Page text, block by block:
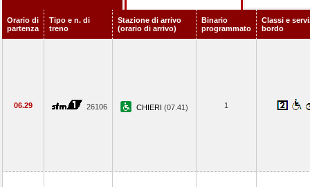
Orario di
partenza
Tipo e n. di
treno
Stazione di arrivo
(orario di arrivo)
Binario
programmato
Classi e
bordo
06.29 26106 CHIERI (07.41) 1